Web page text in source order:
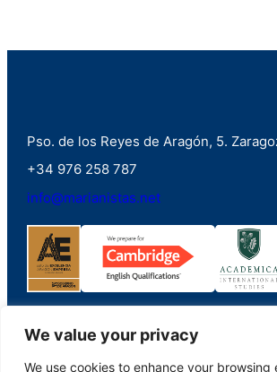
We value your privacy
We use cookies to enhance your browsing
Pso. de los Reyes de Aragón, 5.
+34 976 258 787
info@marianistas.net